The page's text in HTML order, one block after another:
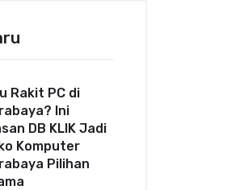
Rakit PC di
Ini
DB KLIK Jadi
Komputer
Pilihan